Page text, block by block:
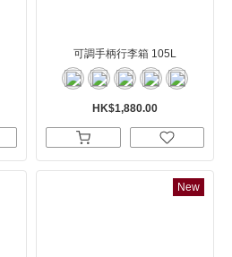
可調手柄行李箱 105L
HK$1,880.00
New